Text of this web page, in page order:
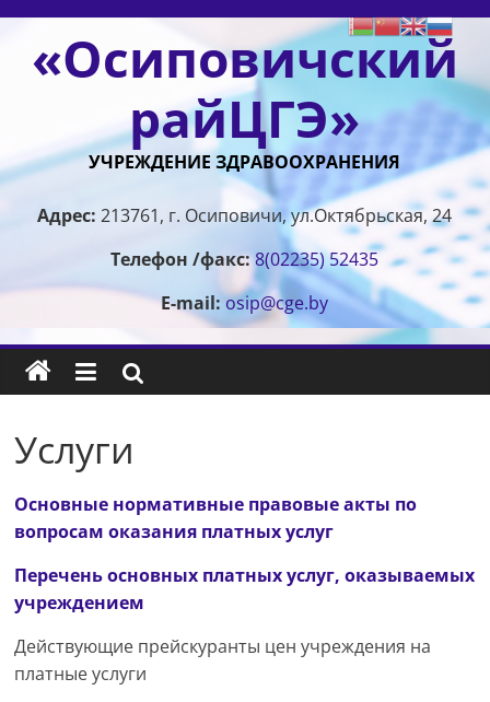
Перейти
содержимому
«Осиповичский
райЦГЭ»
УЧРЕЖДЕНИЕ ЗДРАВООХРАНЕНИЯ
Адрес: 213761, г. Осиповичи, ул.Октябрьская, 24
Телефон /факс:8(02235) 52435
E-mail: osip@cge.by
Услуги
Основные нормативные правовые акты по
вопросам оказания платных услуг
Перечень основных платных услуг, оказываемых
учреждением
Действующие прейскуранты цен учреждения на
платные услуги